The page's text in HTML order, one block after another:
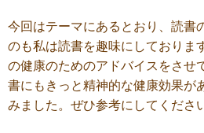
今回はテーマにあるとおり、読書
のも私は読書を趣味にしておりま
の健康のためのアドバイスをさせ
書にもきっと精神的な健康効果が
みました。ぜひ参考にしてくださ